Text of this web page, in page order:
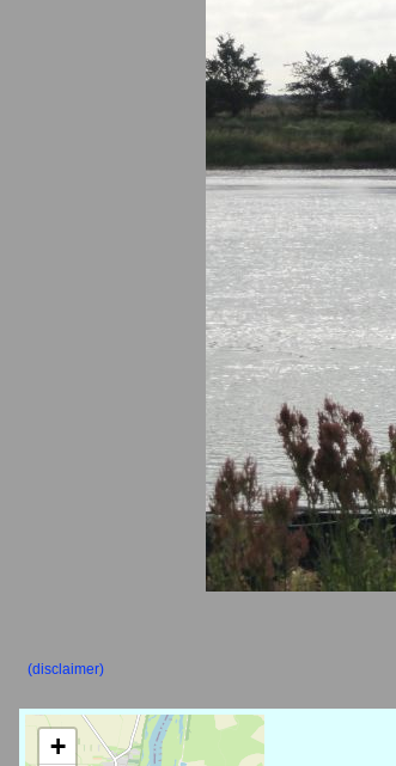
(disclaimer)
+